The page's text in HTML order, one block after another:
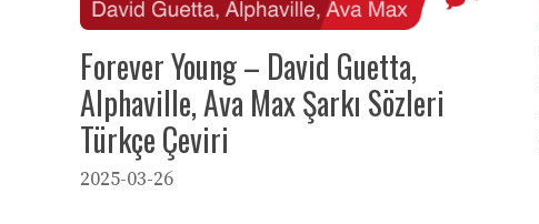
Forever Young – David Guetta,
Alphaville, Ava Max Şarkı Sözleri
Türkçe Çeviri
2025-03-26